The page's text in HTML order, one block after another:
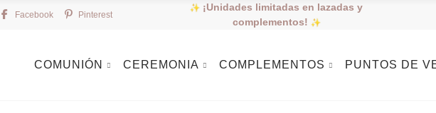
Facebook Pinterest
¡Unidades limitadas en lazadas y
complementos!
COMUNIÓN CEREMONIA COMPLEMENTOS PUNTOS DE